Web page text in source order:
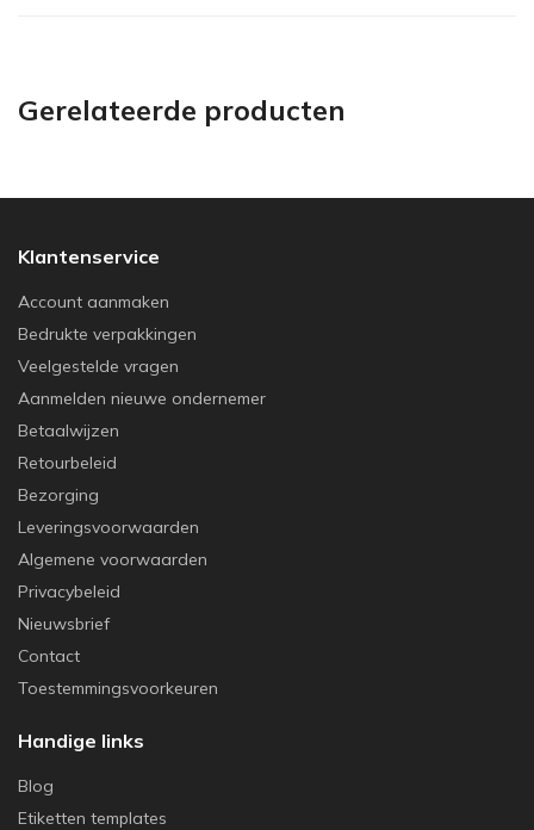
Gerelateerde producten
Klantenservice
Account aanmaken
Bedrukte verpakkingen
Veelgestelde vragen
Aanmelden nieuwe ondernemer
Betaalwijzen
Retourbeleid
Bezorging
Leveringsvoorwaarden
Algemene voorwaarden
Privacybeleid
Nieuwsbrief
Contact
Toestemmingsvoorkeuren
Handige links
Blog
Etiketten templates